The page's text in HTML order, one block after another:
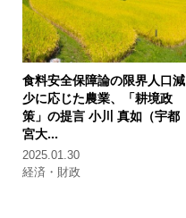
食料安全保障論の限界人口減
少に応じた農業、「耕境政
策」の提言小川 真如（宇都
宮大...
2025.01.30
経済・財政